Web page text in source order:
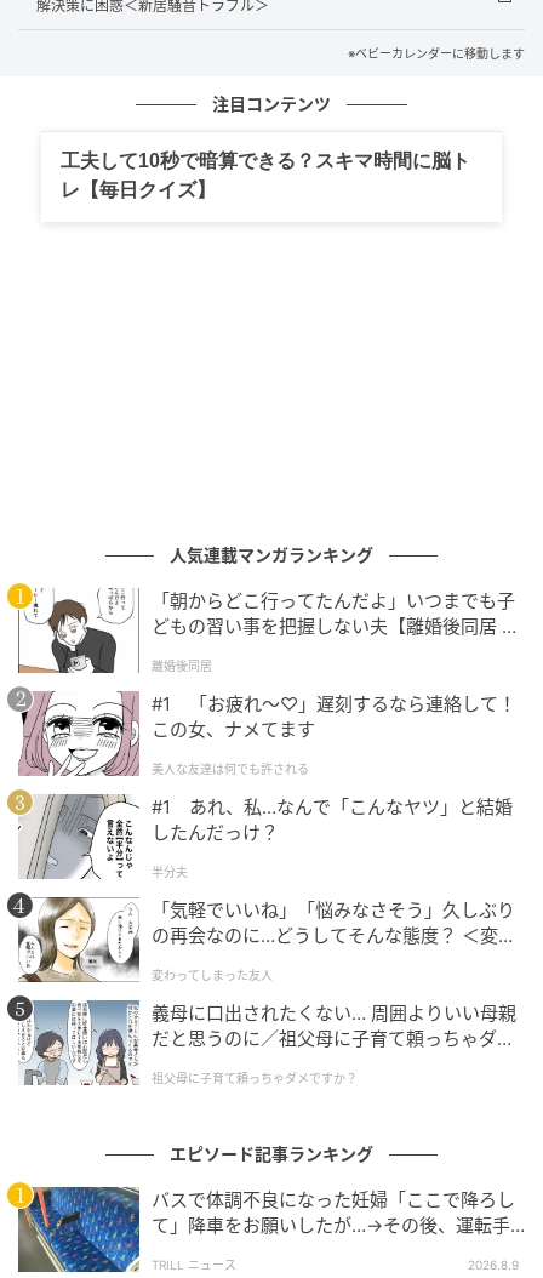
※記事の内容は公開当時の情報であり、現在と異なる
場合があります。記事の内容は個人の感想です。
イラスト：はせがわじゅん
ベビーカレンダーは妊娠・出産・育児の情報サイト
索、おでかけ情報、離乳食レシピまで。月間利用者1
000万人以上。
の記事をもっとみる
解決策に困惑＜新居騒音トラブル＞
※ベビーカレンダーに移動します
注目コンテンツ
工夫して10秒で暗算できる？スキマ時間に脳ト
レ【毎日クイズ】
人気連載マンガランキング
「朝からどこ行ってたんだよ」いつまでも子
どもの習い事を把握しない夫【離婚後同居 Vo
離婚後同居
#1 「お疲れ〜♡」遅刻するなら連絡して！
この女、ナメてます
美人な友達は何でも許される
#1 あれ、私…なんで「こんなヤツ」と結婚
したんだっけ？
半分夫
「気軽でいいね」「悩みなさそう」久しぶり
の再会なのに…どうしてそんな態度？ ＜変わ
日には】
変わってしまった友人
義母に口出されたくない… 周囲よりいい母親
だと思うのに／祖父母に子育て頼っちゃダメ
んが】
祖父母に子育て頼っちゃダメですか？
エピソード記事ランキング
バスで体調不良になった妊婦「ここで降ろし
て」降車をお願いしたが…→その後、運転手
TRILL ニュース 2026.8.9